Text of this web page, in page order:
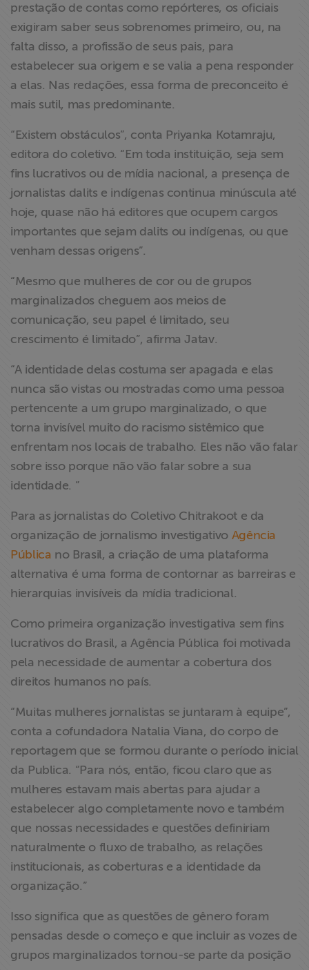
prestação de contas como repórteres, os oficiais
exigiram saber seus sobrenomes primeiro, ou, na
falta disso, a profissão de seus pais, para
estabelecer sua origem e se valia a pena responder
a elas. Nas redações, essa forma de preconceito é
mais sutil, mas predominante.
“Existem obstáculos”, conta Priyanka Kotamraju,
editora do coletivo. “Em toda instituição, seja sem
fins lucrativos ou de mídia nacional, a presença de
jornalistas dalits e indígenas continua minúscula até
hoje, quase não há editores que ocupem cargos
importantes que sejam dalits ou indígenas, ou que
venham dessas origens”.
“Mesmo que mulheres de cor ou de grupos
marginalizados cheguem aos meios de
comunicação, seu papel é limitado, seu
crescimento é limitado”, afirma Jatav.
“A identidade delas costuma ser apagada e elas
nunca são vistas ou mostradas como uma pessoa
pertencente a um grupo marginalizado, o que
torna invisível muito do racismo sistêmico que
enfrentam nos locais de trabalho. Eles não vão falar
sobre isso porque não vão falar sobre a sua
identidade. ”
Para as jornalistas do Coletivo Chitrakoot e da
organização de jornalismo investigativo Agência
Pública no Brasil, a criação de uma plataforma
alternativa é uma forma de contornar as barreiras e
hierarquias invisíveis da mídia tradicional.
Como primeira organização investigativa sem fins
lucrativos do Brasil, a Agência Pública foi motivada
pela necessidade de aumentar a cobertura dos
direitos humanos no país.
“Muitas mulheres jornalistas se juntaram à equipe”,
conta a cofundadora Natalia Viana, do corpo de
reportagem que se formou durante o período inicial
da Publica. “Para nós, então, ficou claro que as
mulheres estavam mais abertas para ajudar a
estabelecer algo completamente novo e também
que nossas necessidades e questões definiriam
naturalmente o fluxo de trabalho, as relações
institucionais, as coberturas e a identidade da
organização.”
Isso significa que as questões de gênero foram
pensadas desde o começo e que incluir as vozes de
grupos marginalizados tornou-se parte da posição